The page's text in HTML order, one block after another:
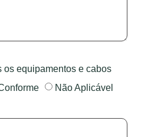
os equipamentos e cabos
Não Aplicável